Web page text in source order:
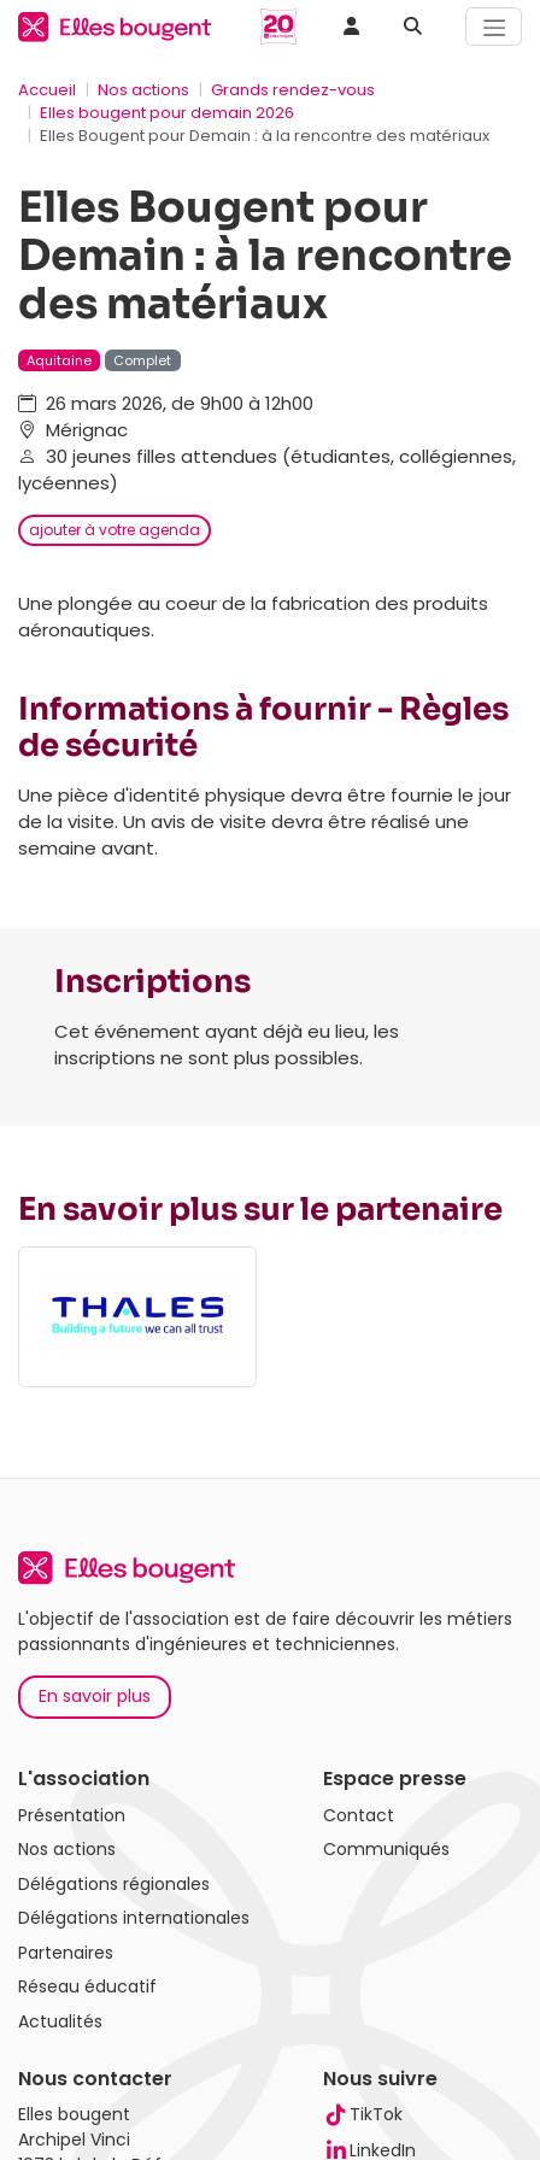
Accueil Nos actions
Grands rendez-vous
Elles bougent pour demain 2026
Elles Bougent pour Demain : à la rencontre des matériaux
Elles Bougent pour
Demain : à la rencontre
des matériaux
Aquitaine Complet
26 mars 2026, de 9h00 à 12h00
Mérignac
30 jeunes filles attendues (étudiantes, collégiennes,
lycéennes)
ajouter à votre agenda
Une plongée au coeur de la fabrication des produits
aéronautiques.
Informations à fournir - Règles
de sécurité
Une pièce d'identité physique devra être fournie le jour
de la visite. Un avis de visite devra être réalisé une
semaine avant.
Inscriptions
Cet événement ayant déjà eu lieu, les
inscriptions ne sont plus possibles.
En savoir plus sur le partenaire
L'objectif de l'association est de faire découvrir les métiers
passionnants d'ingénieures et techniciennes.
En savoir plus
L'association
Présentation
Nos actions
Délégations régionales
Délégations internationales
Partenaires
Réseau éducatif
Actualités
Espace presse
Contact
Communiqués
Nous contacter
Elles bougent
Archipel Vinci
Nous suivre
TikTok
LinkedIn